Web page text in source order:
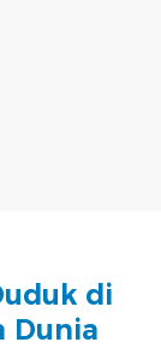
di
Dunia